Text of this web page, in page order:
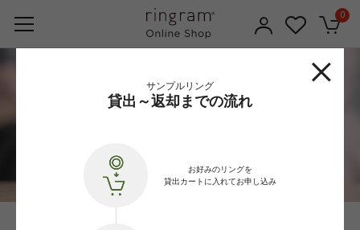
0
サンプルリング
貸出～返却までの流れ
お好みのリングを
貸出カートに入れてお申し込み